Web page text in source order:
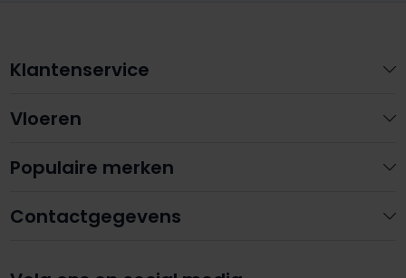
Contactgegevens
Klantenservice
Vloeren
Populaire merken